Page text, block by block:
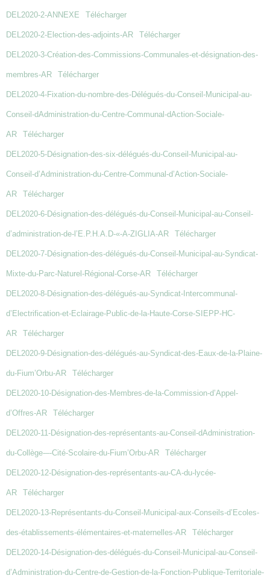
DEL2020-2-ANNEXE Télécharger
DEL2020-2-Election-des-adjoints-AR Télécharger
DEL2020-3-Création-des-Commissions-Communales-et-désignation-des-
membres-AR Télécharger
DEL2020-4-Fixation-du-nombre-des-Délégués-du-Conseil-Municipal-au-
Conseil-dAdministration-du-Centre-Communal-dAction-Sociale-
AR Télécharger
DEL2020-5-Désignation-des-six-délégués-du-Conseil-Municipal-au-
Conseil-d’Administration-du-Centre-Communal-d’Action-Sociale-
AR Télécharger
DEL2020-6-Désignation-des-délégués-du-Conseil-Municipal-au-Conseil-
d’administration-de-l’E.P.H.A.D-«-A-ZIGLIA-AR Télécharger
DEL2020-7-Désignation-des-délégués-du-Conseil-Municipal-au-Syndicat-
Mixte-du-Parc-Naturel-Régional-Corse-AR Télécharger
DEL2020-8-Désignation-des-délégués-au-Syndicat-Intercommunal-
d’Electrification-et-Eclairage-Public-de-la-Haute-Corse-SIEPP-HC-
AR Télécharger
DEL2020-9-Désignation-des-délégués-au-Syndicat-des-Eaux-de-la-Plaine-
du-Fium’Orbu-AR Télécharger
DEL2020-10-Désignation-des-Membres-de-la-Commission-d’Appel-
d’Offres-AR Télécharger
DEL2020-11-Désignation-des-représentants-au-Conseil-dAdministration-
du-Collège-–-Cité-Scolaire-du-Fium’Orbu-AR Télécharger
DEL2020-12-Désignation-des-représentants-au-CA-du-lycée-
AR Télécharger
DEL2020-13-Représentants-du-Conseil-Municipal-aux-Conseils-d’Ecoles-
des-établissements-élémentaires-et-maternelles-AR Télécharger
DEL2020-14-Désignation-des-délégués-du-Conseil-Municipal-au-Conseil-
d’Administration-du-Centre-de-Gestion-de-la-Fonction-Publique-Territoriale-